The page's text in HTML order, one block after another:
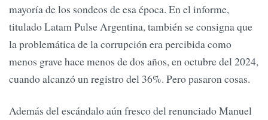
mayoría de los sondeos de esa época. En el informe,
titulado Latam Pulse Argentina, también se consigna que
la problemática de la corrupción era percibida como
menos grave hace menos de dos años, en octubre del 2024,
cuando alcanzó un registro del 36%. Pero pasaron cosas.
Además del escándalo aún fresco del renunciado Manuel